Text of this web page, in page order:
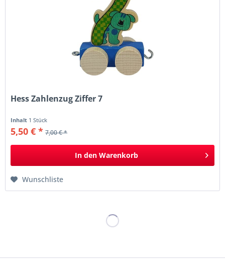
Hess Zahlenzug Ziffer 7
Inhalt 1 Stück
5,50 € * 7,00 € *
In den Warenkorb
Wunschliste